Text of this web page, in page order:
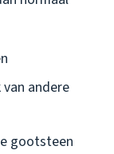
andere
gootsteen